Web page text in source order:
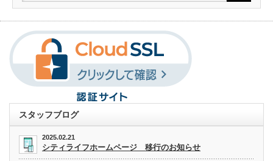
スタッフブログ
2025.02.21
シティライフホームページ 移行のお知らせ